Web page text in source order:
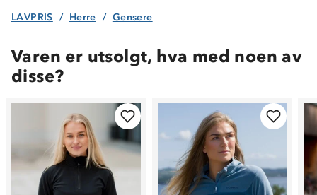
Produktet er lagt i handlekurven
LAVPRIS Herre Gensere
Varen er utsolgt, hva med noen av
disse?